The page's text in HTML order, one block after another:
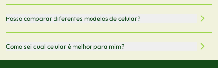
informações mais recentes de cada modelo.
comissão sem custo adicional para você.
Posso comparar diferentes modelos de celular?
Sim! Você pode selecionar até 3 celulares para comparar
Como sei qual celular é melhor para mim?